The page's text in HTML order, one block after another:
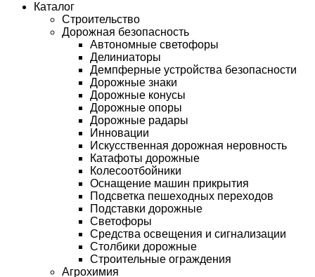
Каталог
Строительство
Дорожная безопасность
Автономные светофоры
Делиниаторы
Демпферные устройства безопасности
Дорожные знаки
Дорожные конусы
Дорожные опоры
Дорожные радары
Инновации
Искусственная дорожная неровность
Катафоты дорожные
Колесоотбойники
Оснащение машин прикрытия
Подсветка пешеходных переходов
Подставки дорожные
Светофоры
Средства освещения и сигнализации
Столбики дорожные
Строительные ограждения
Агрохимия